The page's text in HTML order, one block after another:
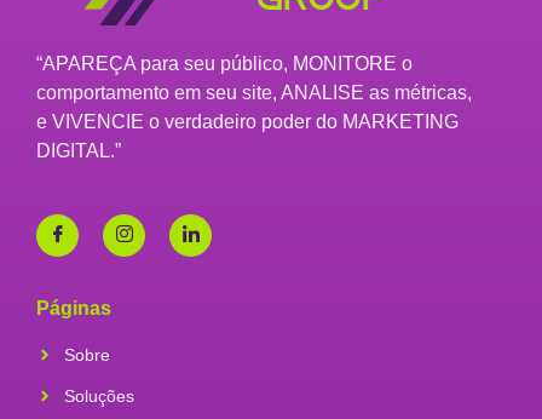
“APAREÇA para seu público, MONITORE o
comportamento em seu site, ANALISE as métricas,
e VIVENCIE o verdadeiro poder do MARKETING
DIGITAL.”
Páginas
Sobre
Soluções